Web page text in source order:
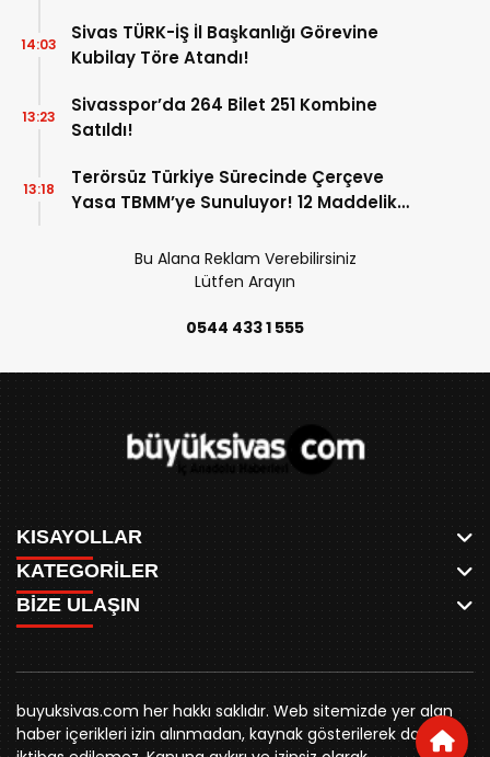
Sivas TÜRK-İŞ İl Başkanlığı Görevine
Kubilay Töre Atandı!
14:03
Sivasspor’da 264 Bilet 251 Kombine
Satıldı!
13:23
Terörsüz Türkiye Sürecinde Çerçeve
Yasa TBMM’ye Sunuluyor! 12 Maddelik
13:18
Bu Alana Reklam Verebilirsiniz
Lütfen Arayın
0544 433 1 555
KISAYOLLAR
ANASAYFA
AKSU CANLI
MEYDAN CANLI
MEDRESELER CANLI
MERAKÜM CANLI
YUKARI TEKKE CANLI
KURUMSAL KİMLİK
KATEGORİLER
WHATSAPP
SPOR
SİYASET
BELEDİYE
SİVAS VALİLİĞİ
ÜNİVERSİTE
BİZE ULAŞIN
0346 221 00 60
buyuksivashaber@gmail.com
Örtülüpınar Mah. İnönü Bulvarı Özkahya Apt. Kat:3 D:7
Sivas
buyuksivas.com her hakkı saklıdır. Web sitemizde yer alan
haber içerikleri izin alınmadan, kaynak gösterilerek dahi